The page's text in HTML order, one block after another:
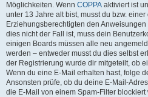
Möglichkeiten. Wenn COPPA aktiviert ist
unter 13 Jahre alt bist, musst du bzw.
Erziehungsberechtigten den
dies nicht der Fall ist, muss dein
einigen Boards müssen alle neu
werden – entweder musst du dies selbst
der Registrierung wurde dir mitgeteilt, ob
Wenn du eine E-Mail erhalten hast, folge
Ansonsten prüfe, ob du deine E-Mail-
die E-Mail von einem Spam-Filter